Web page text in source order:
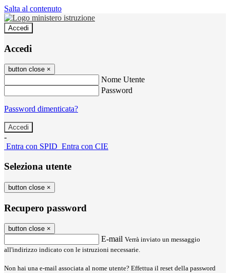
Salta al contenuto
Accedi
Accedi
button close ×
Nome Utente
Password
Password dimenticata?
-
Entra con SPID Entra con CIE
Seleziona utente
button close ×
Recupero password
button close ×
E-mail Verrà inviato un messaggio
all'indirizzo indicato con le istruzioni necessarie.
Non hai una e-mail associata al nome utente? Effettua il reset della password